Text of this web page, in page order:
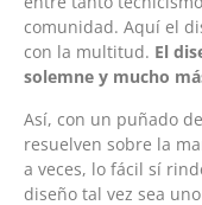
comunidad. Aquí el
con la multitud. El
solemne y mucho
Así, con un puñado
resuelven sobre la
a veces, lo fácil sí
diseño tal vez sea